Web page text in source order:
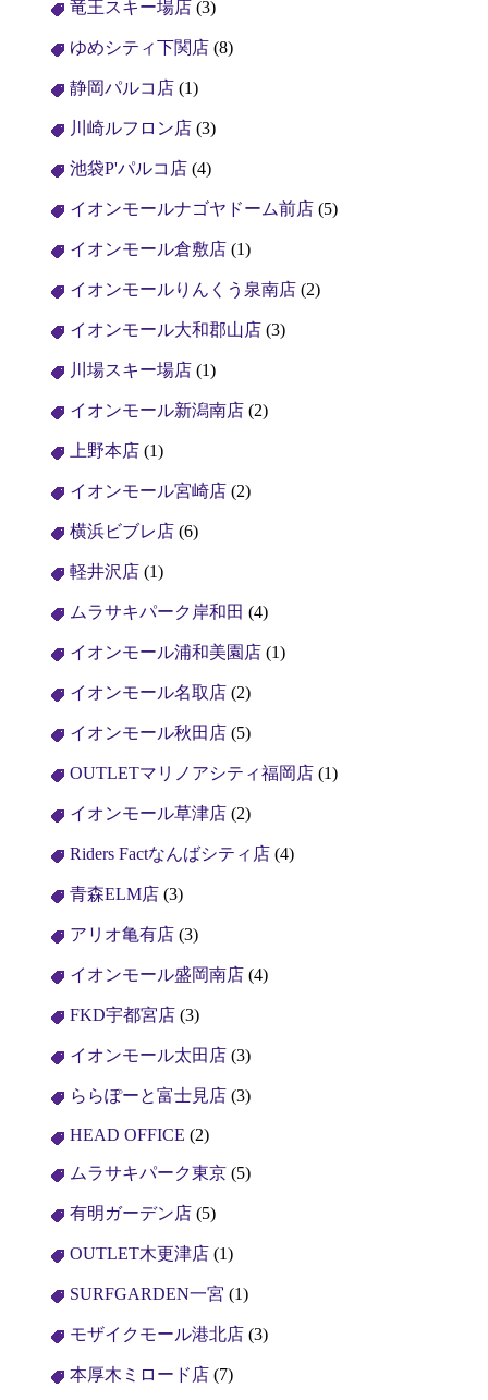
竜王スキー場店 (3)
ゆめシティ下関店 (8)
静岡パルコ店 (1)
川崎ルフロン店 (3)
池袋P'パルコ店 (4)
イオンモールナゴヤドーム前店 (5)
イオンモール倉敷店 (1)
イオンモールりんくう泉南店 (2)
イオンモール大和郡山店 (3)
川場スキー場店 (1)
イオンモール新潟南店 (2)
上野本店 (1)
イオンモール宮崎店 (2)
横浜ビブレ店 (6)
軽井沢店 (1)
ムラサキパーク岸和田 (4)
イオンモール浦和美園店 (1)
イオンモール名取店 (2)
イオンモール秋田店 (5)
OUTLETマリノアシティ福岡店 (1)
イオンモール草津店 (2)
Riders Factなんばシティ店 (4)
青森ELM店 (3)
アリオ亀有店 (3)
イオンモール盛岡南店 (4)
FKD宇都宮店 (3)
イオンモール太田店 (3)
ららぽーと富士見店 (3)
HEAD OFFICE (2)
ムラサキパーク東京 (5)
有明ガーデン店 (5)
OUTLET木更津店 (1)
SURFGARDEN一宮 (1)
モザイクモール港北店 (3)
本厚木ミロード店 (7)